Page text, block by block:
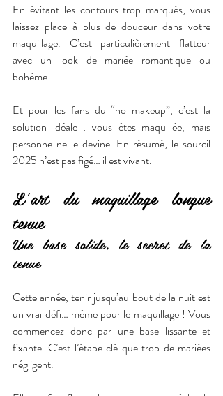
En évitant les contours trop marqués, vous
laissez place à plus de douceur dans votre
maquillage. C’est particulièrement flatteur
avec un look de mariée romantique ou
bohème.
Et pour les fans du “no makeup”, c’est la
solution idéale : vous êtes maquillée, mais
personne ne le devine. En résumé, le sourcil
2025 n’est pas figé… il est vivant.
L’art du maquillage longue
tenue
Une base solide, le secret de la
tenue
Cette année, tenir jusqu’au bout de la nuit est
un vrai défi… même pour le maquillage ! Vous
commencez donc par une base lissante et
fixante. C’est l’étape clé que trop de mariées
négligent.